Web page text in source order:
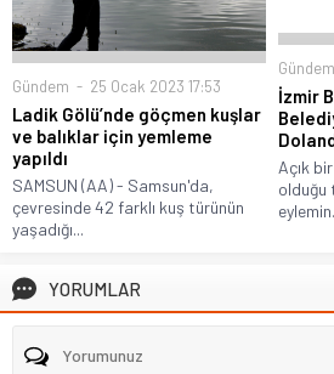
Gündem 25 Ocak 2023 17:53
Ladik Gölü’nde göçmen kuşlar
ve balıklar için yemleme
yapıldı
SAMSUN (AA) - Samsun'da,
çevresinde 42 farklı kuş türünün
yaşadığı...
Gündem
İzmir
Açık
olduğu
YORUMLAR